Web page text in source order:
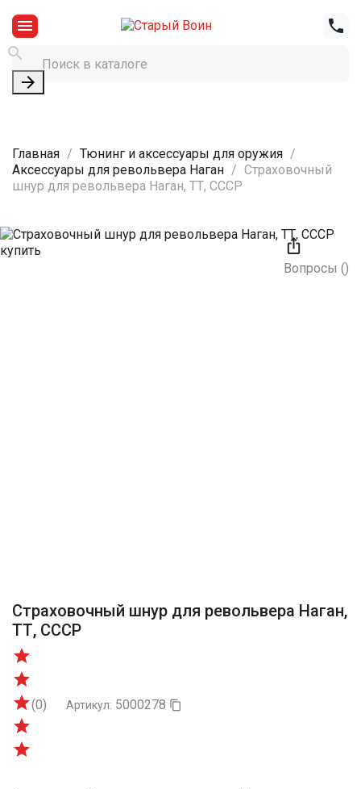




Главная
Тюнинг и аксессуары для оружия
Аксессуары для револьвера Наган
Страховочный
шнур для револьвера Наган, ТТ, СССР

Вопросы ()
Страховочный шнур для револьвера Наган,
ТТ, СССР





(0) Артикул: 5000278 